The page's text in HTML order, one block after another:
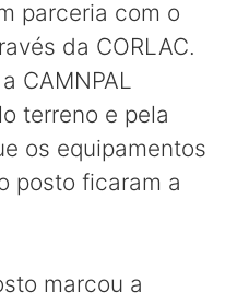
parceria com o
da CORLAC.
CAMNPAL
terreno e pela
os equipamentos
posto ficaram a
marcou a